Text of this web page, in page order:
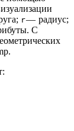
r— радиус;
С